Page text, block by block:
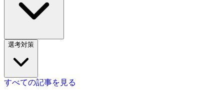
選考対策
すべての記事を見る